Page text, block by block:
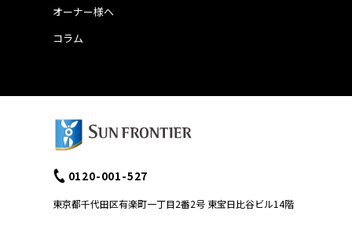
オーナー様へ
コラム
0120-001-527
東京都千代田区有楽町一丁目2番2号 東宝日比谷ビル14階